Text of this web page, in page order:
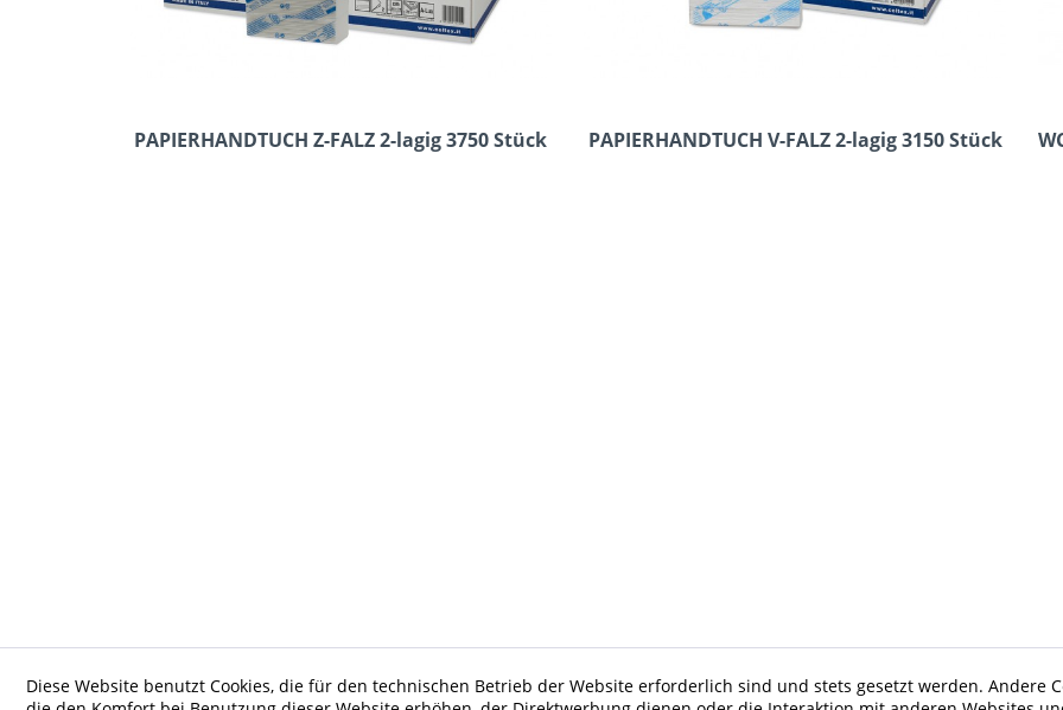
PAPIERHANDTUCH Z-FALZ 2-lagig 3750 Stück PAPIERHANDTUCH V-FALZ 2-lagig 3150 Stück
Diese Website benutzt Cookies, die für den technischen Betrieb der Website erforderlich sind und stets gesetzt werden. Andere